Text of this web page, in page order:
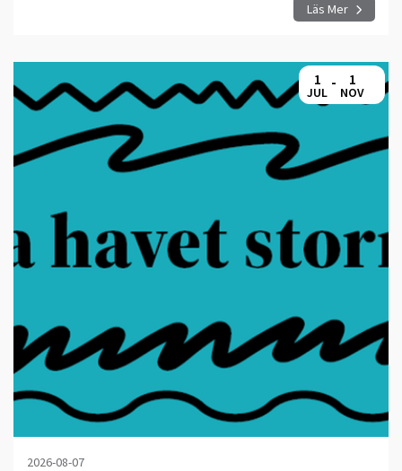
Läs Mer
1
JUL - 1
NOV
2026-08-07